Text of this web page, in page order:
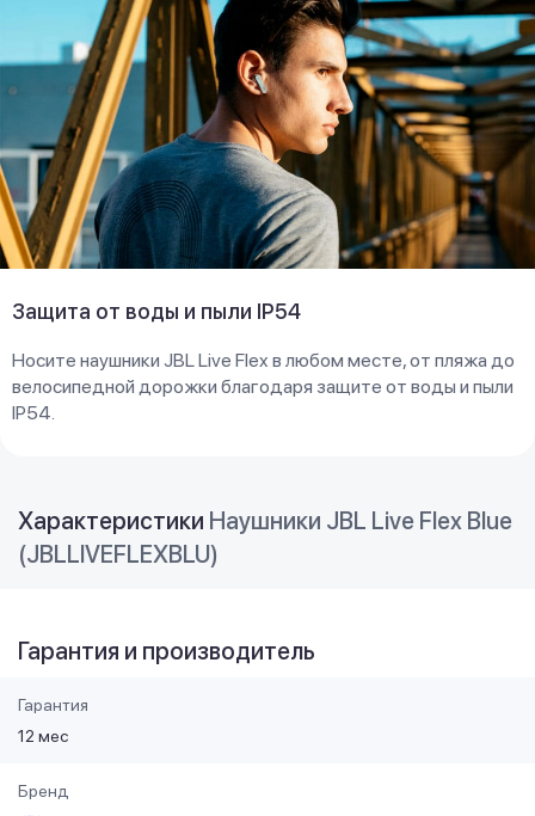
Защита от воды и пыли IP54
Носите наушники JBL Live Flex в любом месте, от пляжа до
велосипедной дорожки благодаря защите от воды и пыли
IP54.
Характеристики Наушники JBL Live Flex Blue
(JBLLIVEFLEXBLU)
Гарантия и производитель
Гарантия
12 мес
Бренд